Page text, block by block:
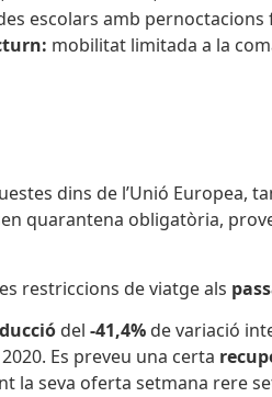
escolars amb
mobilitat limitada a la
dins de l’Unió Europea,
quarantena obligatòria,
restriccions de viatge als
del -41,4% de variació
Es preveu una certa
la seva oferta setmana rere